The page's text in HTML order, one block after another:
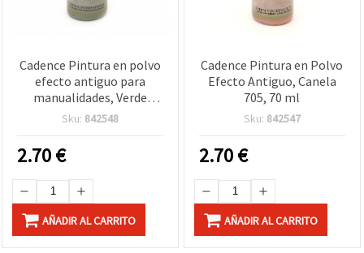
Cadence Pintura en polvo
efecto antiguo para
manualidades, Verde
Moho 715, 70 ml
Sku: 842548
2.70€
AÑADIR AL CARRITO
Cadence Pintura en Polvo
Efecto Antiguo, Canela
705, 70 ml
Sku: 842547
2.70€
AÑADIR AL CARRITO